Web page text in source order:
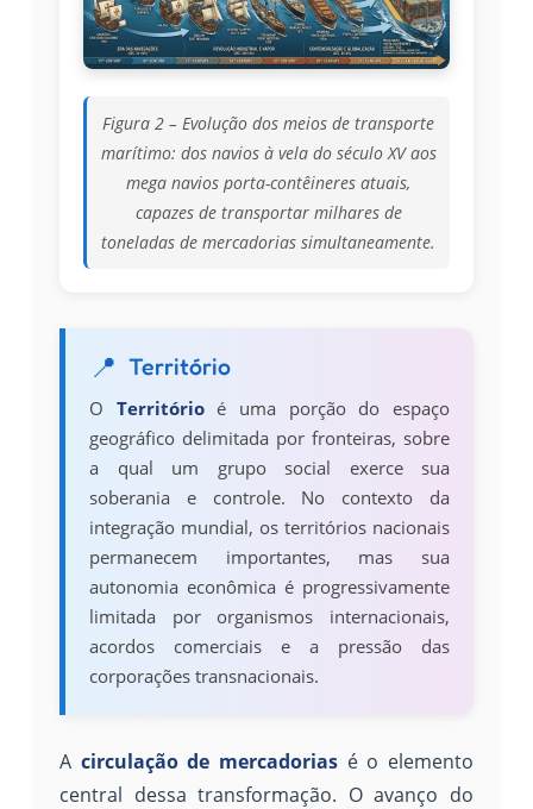
Figura 2 – Evolução dos meios de transporte
marítimo: dos navios à vela do século XV aos
mega navios porta-contêineres atuais,
capazes de transportar milhares de
toneladas de mercadorias simultaneamente.
Território
O Territórioé uma porção do espaço
geográfico delimitada por fronteiras, sobre
a qual um grupo social exerce sua
soberania e controle. No contexto da
integração mundial, os territórios nacionais
permanecem importantes, mas sua
autonomia econômica é progressivamente
limitada por organismos internacionais,
acordos comerciais e a pressão das
corporações transnacionais.
A circulação de mercadorias é o elemento
central dessa transformação. O avanço do